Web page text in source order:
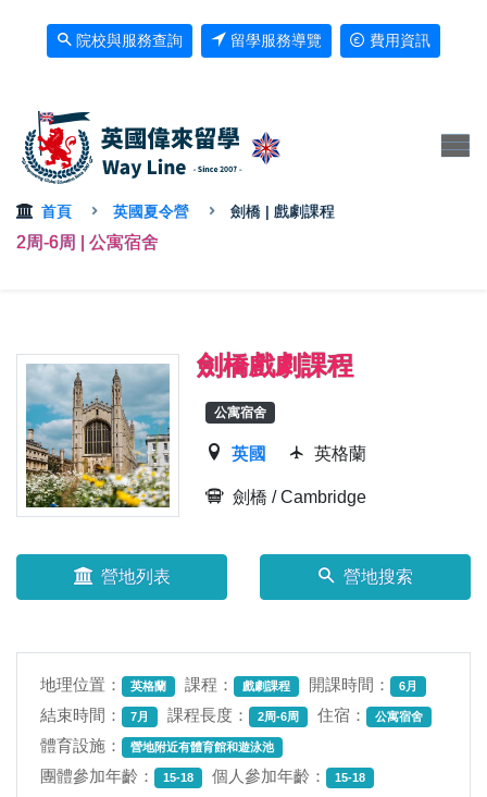
院校與服務查詢 留學服務導覽 費用資訊
首頁 英國夏令營 劍橋 | 戲劇課程
2周-6周 | 公寓宿舍
劍橋戲劇課程
公寓宿舍
英國 英格蘭
劍橋 / Cambridge
營地列表 營地搜索
地理位置： 英格蘭 課程： 戲劇課程 開課時間： 6月
結束時間： 7月 課程長度： 2周-6周 住宿： 公寓宿舍
體育設施： 營地附近有體育館和遊泳池
團體參加年齡： 15-18 個人參加年齡： 15-18